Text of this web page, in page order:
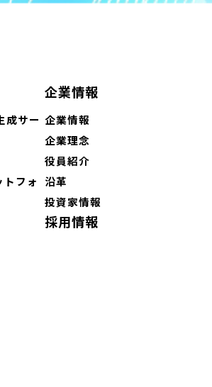
成サー
フォ
企業情報
企業情報
企業理念
役員紹介
沿革
投資家情報
採用情報